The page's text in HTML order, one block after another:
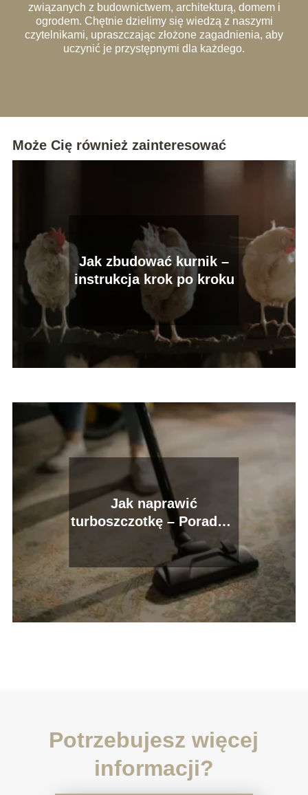
związanych z budownictwem, architekturą, domem i
ogrodem. Chętnie dzielimy się wiedzą z naszymi
czytelnikami, upraszczając złożone zagadnienia, aby
uczynić je przystępnymi dla każdego.
Może Cię również zainteresować
Jak zbudować kurnik –
instrukcja krok po kroku
Jak naprawić
turboszczotkę – Poradnik
krok po kroku
Potrzebujesz więcej
informacji?